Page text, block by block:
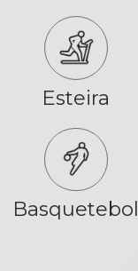
Esteira
Basquetebol